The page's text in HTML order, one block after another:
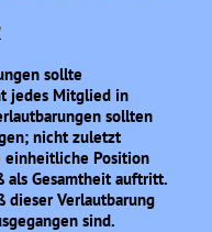
sollte
jedes Mitglied in
sollten
nicht zuletzt
einheitliche Position
als Gesamtheit auftritt.
dieser Verlautbarung
sind.